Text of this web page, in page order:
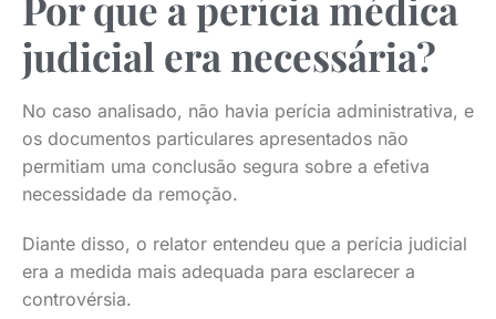
judicial era necessária?
No caso analisado, não havia perícia administrativa, e
os documentos particulares apresentados não
permitiam uma conclusão segura sobre a efetiva
necessidade da remoção.
Diante disso, o relator entendeu que a perícia judicial
era a medida mais adequada para esclarecer a
controvérsia.